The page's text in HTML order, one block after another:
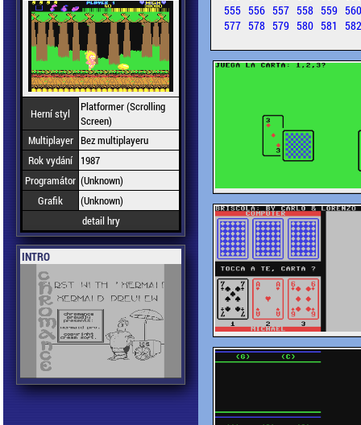
Herní styl
Platformer (Scrolling
Screen)
Multiplayer Bez multiplayeru
Rok vydání
1987
Programátor (Unknown)
Grafik
(Unknown)
detail hry
INTRO
555 556 557 558 559
577 578 579 580 581